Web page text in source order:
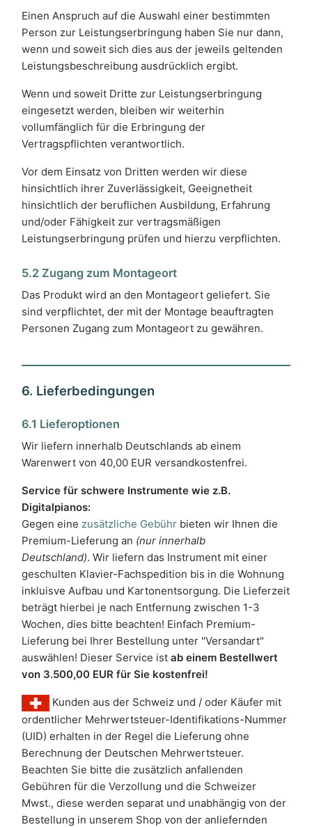
Einen Anspruch auf die Auswahl einer bestimmten
Person zur Leistungserbringung haben Sie nur dann,
wenn und soweit sich dies aus der jeweils geltenden
Leistungsbeschreibung ausdrücklich ergibt.
Wenn und soweit Dritte zur Leistungserbringung
eingesetzt werden, bleiben wir weiterhin
vollumfänglich für die Erbringung der
Vertragspflichten verantwortlich.
Vor dem Einsatz von Dritten werden wir diese
hinsichtlich ihrer Zuverlässigkeit, Geeignetheit
hinsichtlich der beruflichen Ausbildung, Erfahrung
und/oder Fähigkeit zur vertragsmäßigen
Leistungserbringung prüfen und hierzu verpflichten.
5.2 Zugang zum Montageort
Das Produkt wird an den Montageort geliefert. Sie
sind verpflichtet, der mit der Montage beauftragten
Personen Zugang zum Montageort zu gewähren.
6. Lieferbedingungen
6.1 Lieferoptionen
Wir liefern innerhalb Deutschlands ab einem
Warenwert von 40,00 EUR versandkostenfrei.
Service für schwere Instrumente wie z.B.
Digitalpianos:
Gegen eine zusätzliche Gebühr bieten wir Ihnen die
Premium-Lieferung an (nur innerhalb
Deutschland). Wir liefern das Instrument mit einer
geschulten Klavier-Fachspedition bis in die Wohnung
inkluisve Aufbau und Kartonentsorgung. Die Lieferzeit
beträgt hierbei je nach Entfernung zwischen 1-3
Wochen, dies bitte beachten! Einfach Premium-
Lieferung bei Ihrer Bestellung unter "Versandart"
auswählen! Dieser Service ist ab einem Bestellwert
von 3.500,00 EUR für Sie kostenfrei!
Kunden aus der Schweiz und / oder Käufer mit
ordentlicher Mehrwertsteuer-Identifikations-Nummer
(UID) erhalten in der Regel die Lieferung ohne
Berechnung der Deutschen Mehrwertsteuer.
Beachten Sie bitte die zusätzlich anfallenden
Gebühren für die Verzollung und die Schweizer
Mwst., diese werden separat und unabhängig von der
Bestellung in unserem Shop von der anliefernden